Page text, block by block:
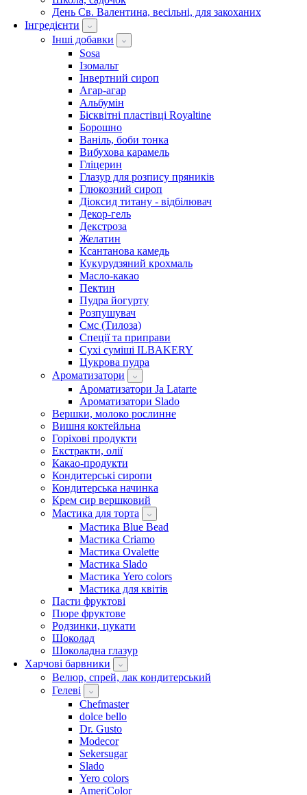
День Св. Валентина, весільні, для закоханих
Інгредієнти
Інші добавки
Sosa
Ізомальт
Інвертний сироп
Агар-агар
Альбумін
Бісквітні пластівці Royaltine
Борошно
Ваніль, боби тонка
Вибухова карамель
Гліцерин
Глазур для розпису пряників
Глюкозний сироп
Діоксид титану - відбілювач
Декор-гель
Декстроза
Желатин
Ксантанова камедь
Кукурудзяний крохмаль
Масло-какао
Пектин
Пудра йогурту
Розпушувач
Смс (Тилоза)
Спеції та приправи
Сухі суміші ILBAKERY
Цукрова пудра
Ароматизатори
Ароматизатори Ja Latarte
Ароматизатори Slado
Вершки, молоко рослинне
Вишня коктейльна
Горіхові продукти
Екстракти, олії
Какао-продукти
Кондитерські сиропи
Кондитерська начинка
Крем сир вершковий
Мастика для торта
Мастика Blue Bead
Мастика Criamo
Мастика Ovalette
Мастика Slado
Мастика Yero colors
Мастика для квітів
Пасти фруктові
Пюре фруктове
Родзинки, цукати
Шоколад
Шоколадна глазур
Харчові барвники
Велюр, спрей, лак кондитерський
Гелеві
Chefmaster
dolce bello
Dr. Gusto
Modecor
Sekersugar
Slado
Yero colors
AmeriColor